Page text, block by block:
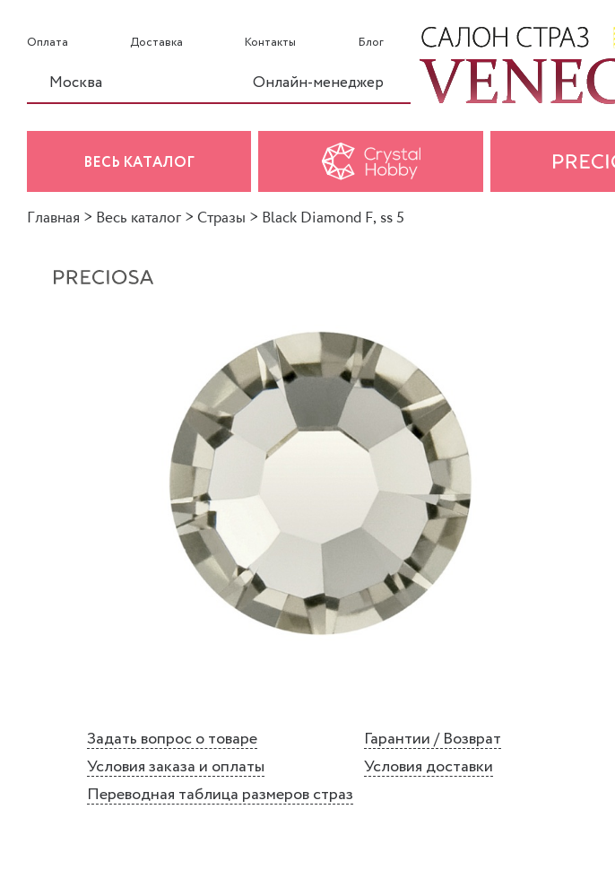
Оплата Доставка Контакты Блог
Москва Онлайн-менеджер
ВЕСЬ КАТАЛОГ
Главная > Весь каталог > Стразы > Black Diamond F, ss 5
Задать вопрос о товаре
Гарантии / Возврат
Условия заказа и оплаты
Условия доставки
Переводная таблица размеров страз